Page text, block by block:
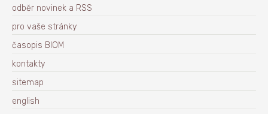
odběr novinek a RSS
pro vaše stránky
časopis BIOM
kontakty
sitemap
english